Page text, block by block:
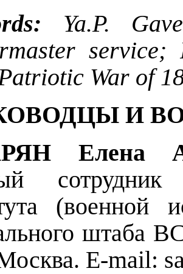
Ya.P.
service;
War of
И
Елена
сотрудник
(военной
штаба
E-mail: